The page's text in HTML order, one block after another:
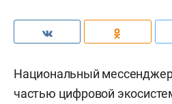
Национальный мессенджер
частью цифровой